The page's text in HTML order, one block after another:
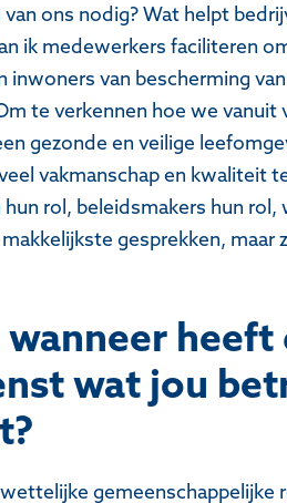
ons nodig? Wat helpt
ik medewerkers faciliteren
inwoners van bescherming
te verkennen hoe we vanuit
gezonde en veilige
vakmanschap en kwaliteit
rol, beleidsmakers hun rol,
gesprekken,
heeft
wat jou
gemeenschappelijke